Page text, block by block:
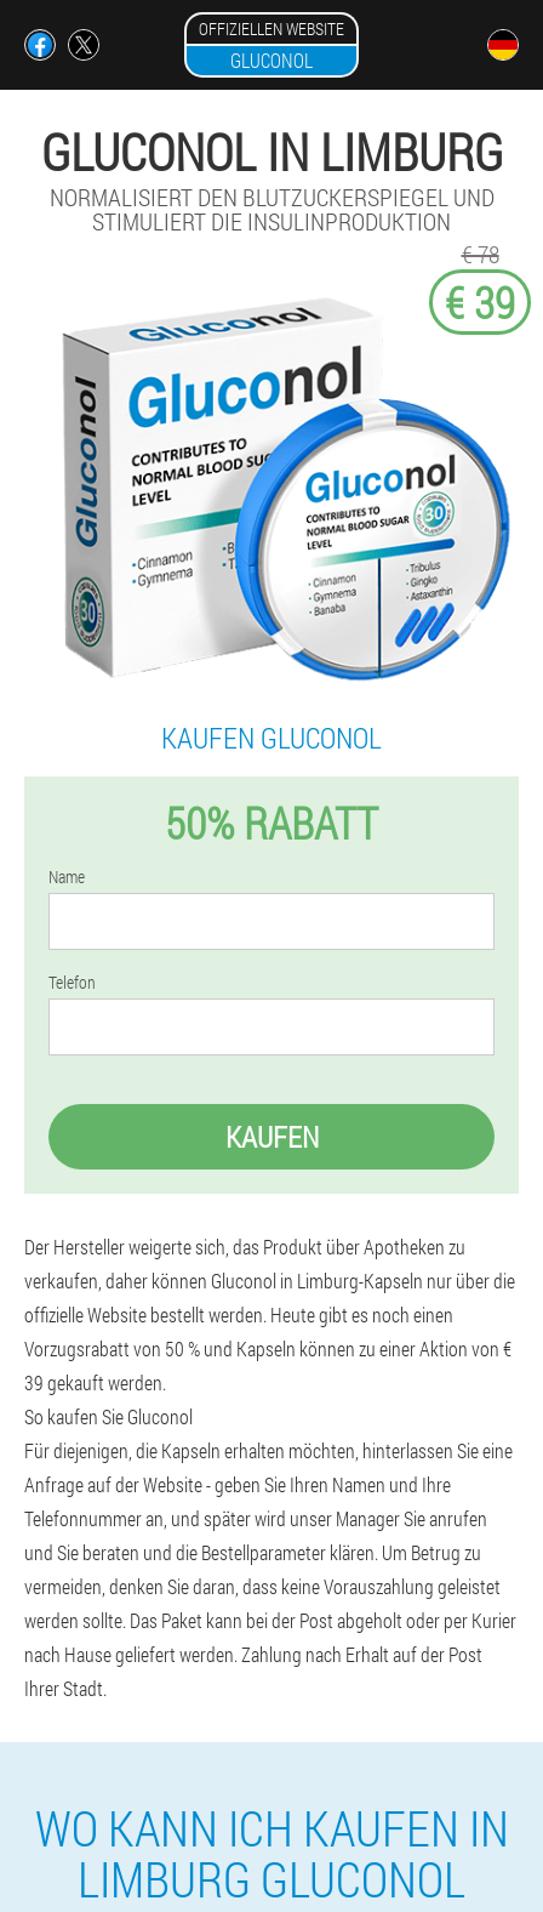
OFFIZIELLEN WEBSITE
GLUCONOL
GLUCONOL IN LIMBURG
NORMALISIERT DEN BLUTZUCKERSPIEGEL UND
STIMULIERT DIE INSULINPRODUKTION
€ 78
€ 39
KAUFEN GLUCONOL
50% RABATT
Name
Telefon
KAUFEN
Der Hersteller weigerte sich, das Produkt über Apotheken zu
verkaufen, daher können Gluconol in Limburg-Kapseln nur über die
offizielle Website bestellt werden. Heute gibt es noch einen
Vorzugsrabatt von 50 % und Kapseln können zu einer Aktion von €
39 gekauft werden.
So kaufen Sie Gluconol
Für diejenigen, die Kapseln erhalten möchten, hinterlassen Sie eine
Anfrage auf der Website - geben Sie Ihren Namen und Ihre
Telefonnummer an, und später wird unser Manager Sie anrufen
und Sie beraten und die Bestellparameter klären. Um Betrug zu
vermeiden, denken Sie daran, dass keine Vorauszahlung geleistet
werden sollte. Das Paket kann bei der Post abgeholt oder per Kurier
nach Hause geliefert werden. Zahlung nach Erhalt auf der Post
Ihrer Stadt.
WO KANN ICH KAUFEN IN
LIMBURG GLUCONOL